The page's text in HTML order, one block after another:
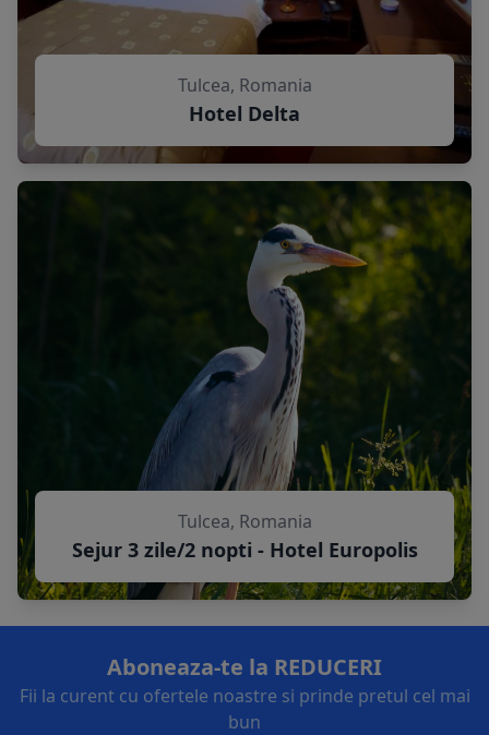
Tulcea, Romania
Hotel Delta
Tulcea, Romania
Sejur 3 zile/2 nopti - Hotel Europolis
Aboneaza-te la REDUCERI
Fii la curent cu ofertele noastre si prinde pretul cel mai
bun